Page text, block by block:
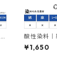
酸性染料｜
ンを染め
ルミーリン
¥1,650